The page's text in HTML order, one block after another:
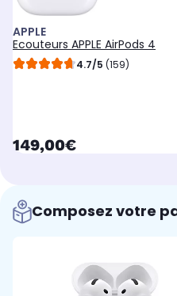
APPLE
Ecouteurs APPLE AirPods 4
4.7/5 (159)
currentPrice
149,00€
Composez votre